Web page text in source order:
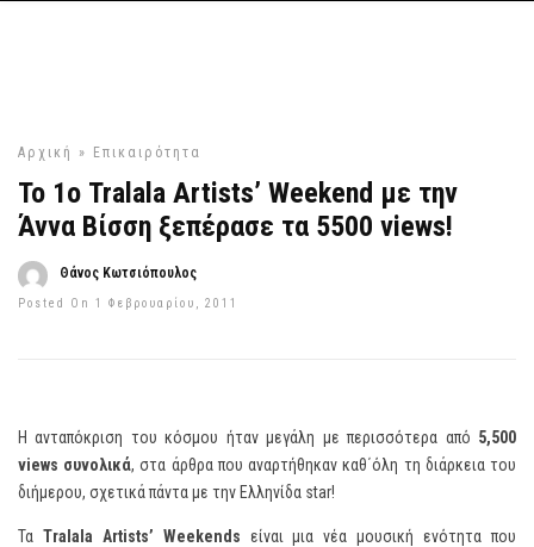
Αρχική » Επικαιρότητα
To 1ο Tralala Artists’ Weekend με την
Άννα Βίσση ξεπέρασε τα 5500 views!
Θάνος Κωτσιόπουλος
Posted On 1 Φεβρουαρίου, 2011
Η ανταπόκριση του κόσμου ήταν μεγάλη με περισσότερα από 5,500
views συνολικά, στα άρθρα που αναρτήθηκαν καθ΄όλη τη διάρκεια του
διήμερου, σχετικά πάντα με την Ελληνίδα star!
Τα Tralala Artists’ Weekends είναι μια νέα μουσική ενότητα που